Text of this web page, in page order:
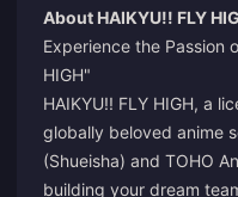
About HAIKYU!! FLY
Experience the Passion
HIGH"
HAIKYU!! FLY HIGH, a
globally beloved anime
(Shueisha) and TOHO
building your dream